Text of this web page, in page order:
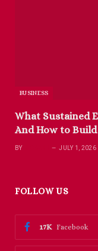
BUSINESS
What Sustained
And How to
BY JULY 1, 2026
FOLLOW US
Facebook
17K